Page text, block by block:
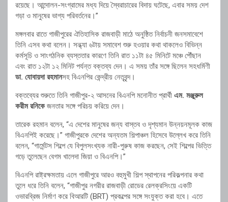
রয়েছে। আন্দোলন-সংগ্রামের মধ্য দিয়ে স্বৈরাচারের বিদায় ঘটেছে, এবার সময় দেশ
গড়া ও মানুষের ভাগ্য পরিবর্তনের।”
মঙ্গলবার রাতে গাজীপুরের ঐতিহাসিক রাজবাড়ী মাঠে অনুষ্ঠিত নির্বাচনী জনসমাবেশে
তিনি এসব কথা বলেন। সন্ধ্যা ৬টায় সমাবেশ শুরু হওয়ার কথা থাকলেও বিভিন্ন
কর্মসূচি ও সাংগঠনিক ব্যস্ততার কারণে তিনি রাত ১১টা ৪৫ মিনিটে মঞ্চে পৌঁছান
এবং রাত ১২টা ১২ মিনিট পর্যন্ত বক্তব্য দেন। এ সময় তাঁর সঙ্গে ছিলেন সহধর্মিণী
ডা. যোবায়দা রহমানসহ বিএনপির কেন্দ্রীয় নেতৃবৃন্দ।
বক্তব্যের শুরুতে তিনি গাজীপুর-২ আসনের বিএনপি মনোনীত প্রার্থী এম. মঞ্জুরুল
করীম রনিকেজনতার সঙ্গে পরিচয় করিয়ে দেন।
তারেক রহমান বলেন, “এ দেশের মানুষের জন্য বাস্তব ও দৃশ্যমান উন্নয়নমূলক কাজ
বিএনপিই করেছে।” গাজীপুরকে দেশের অন্যতম শিল্পাঞ্চল হিসেবে উল্লেখ করে তিনি
বলেন, “গার্মেন্টস শিল্পে যে বিপুলসংখ্যক নারী-পুরুষ কাজ করছেন, সেই শিল্পের ভিত্তি
গড়ে তুলেছেন বেগম খালেদা জিয়া ও বিএনপি।”
বিএনপি রাষ্ট্রক্ষমতায় এলে গাজীপুরে আরও বহুমুখী শিল্প স্থাপনের পরিকল্পনার কথা
তুলে ধরে তিনি বলেন, “গাজীপুর নগরীর রাজবাড়ী রোডের রেলক্রসিংয়ে একটি
ওভারব্রিজ নির্মাণ করে বিআরটি (BRT) প্রকল্পের সঙ্গে সংযুক্ত করা হবে। এতে